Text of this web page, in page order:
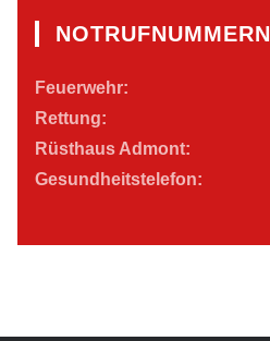
NOTRUFNUMMERN
Feuerwehr:
Rettung:
Rüsthaus Admont:
Gesundheitstelefon: